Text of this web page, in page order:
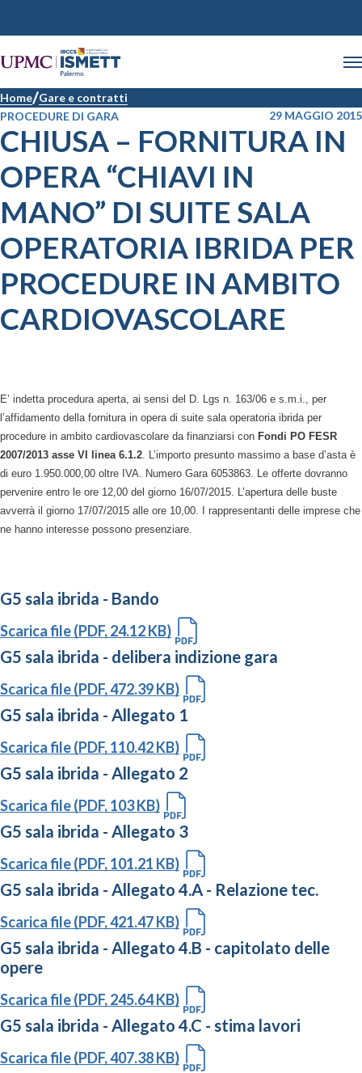
Home Gare e contratti
PROCEDURE DI GARA
29 MAGGIO 2015
CHIUSA – FORNITURA IN
OPERA “CHIAVI IN
MANO” DI SUITE SALA
OPERATORIA IBRIDA PER
PROCEDURE IN AMBITO
CARDIOVASCOLARE
E’ indetta procedura aperta, ai sensi del D. Lgs n. 163/06 e s.m.i., per
l’affidamento della fornitura in opera di suite sala operatoria ibrida per
procedure in ambito cardiovascolare da finanziarsi con Fondi PO FESR
2007/2013 asse VI linea 6.1.2. L’importo presunto massimo a base d’asta è
di euro 1.950.000,00 oltre IVA. Numero Gara 6053863. Le offerte dovranno
pervenire entro le ore 12,00 del giorno 16/07/2015. L’apertura delle buste
avverrà il giorno 17/07/2015 alle ore 10,00. I rappresentanti delle imprese che
ne hanno interesse possono presenziare.
G5 sala ibrida - Bando
Scarica file (PDF, 24.12 KB)
G5 sala ibrida - delibera indizione gara
Scarica file (PDF, 472.39 KB)
G5 sala ibrida - Allegato 1
Scarica file (PDF, 110.42 KB)
G5 sala ibrida - Allegato 2
Scarica file (PDF, 103 KB)
G5 sala ibrida - Allegato 3
Scarica file (PDF, 101.21 KB)
G5 sala ibrida - Allegato 4.A - Relazione tec.
Scarica file (PDF, 421.47 KB)
G5 sala ibrida - Allegato 4.B - capitolato delle
opere
Scarica file (PDF, 245.64 KB)
G5 sala ibrida - Allegato 4.C - stima lavori
Scarica file (PDF, 407.38 KB)